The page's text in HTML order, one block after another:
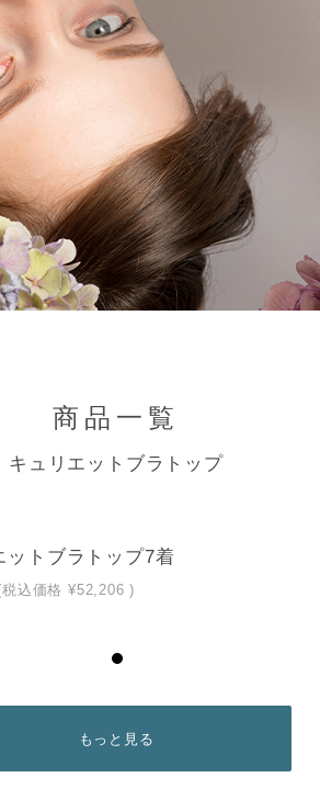
商品一覧
キュリエットブラトップ
ットブラトップ7着
税込価格 ¥52,206 )
もっと見る